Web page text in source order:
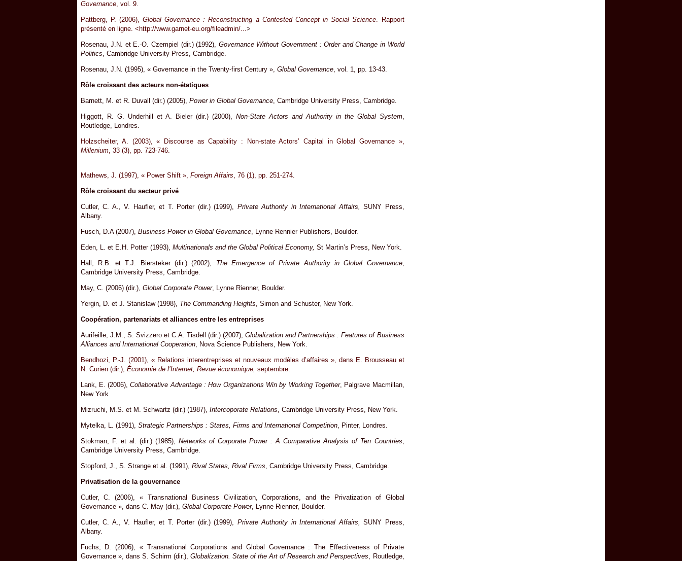
Governance, vol. 9.
Pattberg, P. (2006), Global Governance : Reconstructing a Contested Concept in Social Science. Rapport
présenté en ligne. < http://www.garnet-eu.org/fileadmin/...>
Rosenau, J.N. et E.-O. Czempiel (dir.) (1992), Governance Without Government : Order and Change in World
Politics, Cambridge University Press, Cambridge.
Rosenau, J.N. (1995), « Governance in the Twenty-first Century », Global Governance, vol. 1, pp. 13-43.
Rôle croissant des acteurs non-étatiques
Barnett, M. et R. Duvall (dir.) (2005), Power in Global Governance, Cambridge University Press, Cambridge.
Higgott, R. G. Underhill et A. Bieler (dir.) (2000), Non-State Actors and Authority in the Global System,
Routledge, Londres.
Holzscheiter, A. (2003), « Discourse as Capability : Non-state Actors’ Capital in Global Governance »,
Millenium, 33 (3), pp. 723-746.
Mathews, J. (1997), « Power Shift », Foreign Affairs, 76 (1), pp. 251-274.
Rôle croissant du secteur privé
Cutler, C. A., V. Haufler, et T. Porter (dir.) (1999), Private Authority in International Affairs, SUNY Press,
Albany.
Fusch, D.A (2007), Business Power in Global Governance, Lynne Rennier Publishers, Boulder.
Eden, L. et E.H. Potter (1993), Multinationals and the Global Political Economy, St Martin’s Press, New York.
Hall, R.B. et T.J. Biersteker (dir.) (2002), The Emergence of Private Authority in Global Governance,
Cambridge University Press, Cambridge.
May, C. (2006) (dir.), Global Corporate Power, Lynne Rienner, Boulder.
Yergin, D. et J. Stanislaw (1998), The Commanding Heights, Simon and Schuster, New York.
Coopération, partenariats et alliances entre les entreprises
Aurifeille, J.M., S. Svizzero et C.A. Tisdell (dir.) (2007),Globalization and Partnerships : Features of Business
Alliances and International Cooperation, Nova Science Publishers, New York.
Bendhozi, P.-J. (2001), « Relations interentreprises et nouveaux modèles d’affaires », dans E. Brousseau et
N. Curien (dir.), Économie de l’Internet, Revue économique, septembre.
Lank, E. (2006),Collaborative Advantage : How Organizations Win by Working Together, Palgrave Macmillan,
New York
Mizruchi, M.S. et M. Schwartz (dir.) (1987), Intercoporate Relations, Cambridge University Press, New York.
Mytelka, L. (1991), Strategic Partnerships : States, Firms and International Competition, Pinter, Londres.
Stokman, F. et al. (dir.) (1985), Networks of Corporate Power : A Comparative Analysis of Ten Countries,
Cambridge University Press, Cambridge.
Stopford, J., S. Strange et al. (1991), Rival States, Rival Firms, Cambridge University Press, Cambridge.
Privatisation de la gouvernance
Cutler, C. (2006), « Transnational Business Civilization, Corporations, and the Privatization of Global
Governance », dans C. May (dir.), Global Corporate Power, Lynne Rienner, Boulder.
Cutler, C. A., V. Haufler, et T. Porter (dir.) (1999), Private Authority in International Affairs, SUNY Press,
Albany.
Fuchs, D. (2006), « Transnational Corporations and Global Governance : The Effectiveness of Private
Governance », dans S. Schirm (dir.), Globalization. State of the Art of Research and Perspectives, Routledge,